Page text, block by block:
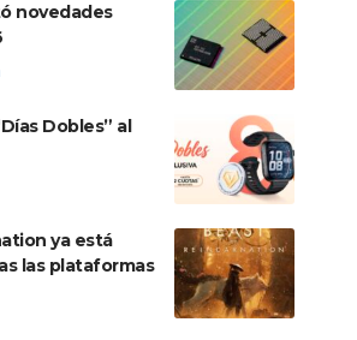
novedades
Dobles” al
ya está
las plataformas